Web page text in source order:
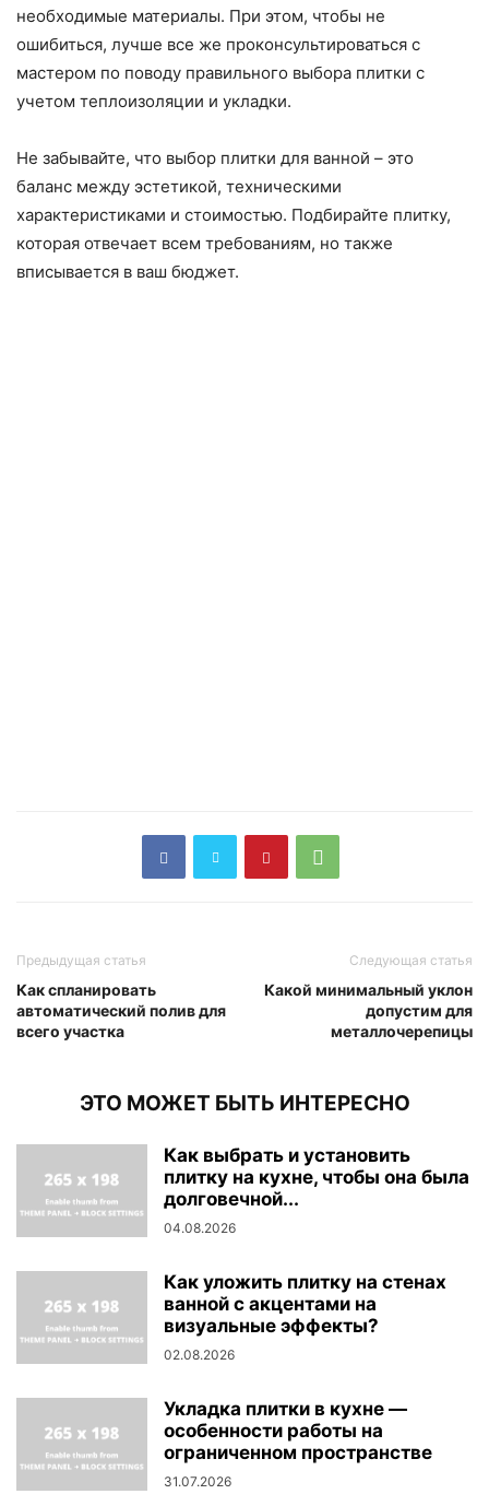
необходимые материалы. При этом, чтобы не
ошибиться, лучше все же проконсультироваться с
мастером по поводу правильного выбора плитки с
учетом теплоизоляции и укладки.
Не забывайте, что выбор плитки для ванной – это
баланс между эстетикой, техническими
характеристиками и стоимостью. Подбирайте плитку,
которая отвечает всем требованиям, но также
вписывается в ваш бюджет.
Предыдущая статья
Как спланировать
автоматический полив для
всего участка
Следующая статья
Какой минимальный уклон
допустим для
металлочерепицы
ЭТО МОЖЕТ БЫТЬ ИНТЕРЕСНО
Как выбрать и установить
плитку на кухне, чтобы она была
долговечной...
04.08.2026
Как уложить плитку на стенах
ванной с акцентами на
визуальные эффекты?
02.08.2026
Укладка плитки в кухне —
особенности работы на
ограниченном пространстве
31.07.2026